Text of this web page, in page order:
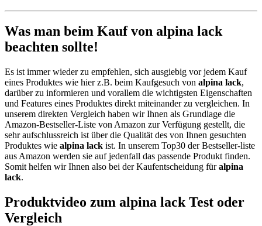
Was man beim Kauf von alpina lack
beachten sollte!
Es ist immer wieder zu empfehlen, sich ausgiebig vor jedem Kauf
eines Produktes wie hier z.B. beim Kaufgesuch von alpina lack,
darüber zu informieren und vorallem die wichtigsten Eigenschaften
und Features eines Produktes direkt miteinander zu vergleichen. In
unserem direkten Vergleich haben wir Ihnen als Grundlage die
Amazon-Bestseller-Liste von Amazon zur Verfügung gestellt, die
sehr aufschlussreich ist über die Qualität des von Ihnen gesuchten
Produktes wie alpina lack ist. In unserem Top30 der Bestseller-liste
aus Amazon werden sie auf jedenfall das passende Produkt finden.
Somit helfen wir Ihnen also bei der Kaufentscheidung füralpina
lack.
Produktvideo zum alpina lack Test oder
Vergleich